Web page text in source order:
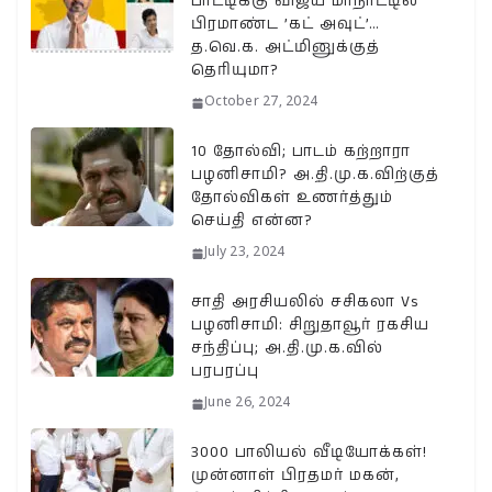
பிரமாண்ட ’கட் அவுட்’…
த.வெ.க. அட்மினுக்குத்
தெரியுமா?
October 27, 2024
10 தோல்வி; பாடம் கற்றாரா
பழனிசாமி? அ.தி.மு.க.விற்குத்
தோல்விகள் உணர்த்தும்
செய்தி என்ன?
July 23, 2024
சாதி அரசியலில் சசிகலா Vs
பழனிசாமி: சிறுதாவூர் ரகசிய
சந்திப்பு; அ.தி.மு.க.வில்
பரபரப்பு
June 26, 2024
3000 பாலியல் வீடியோக்கள்!
முன்னாள் பிரதமர் மகன்,